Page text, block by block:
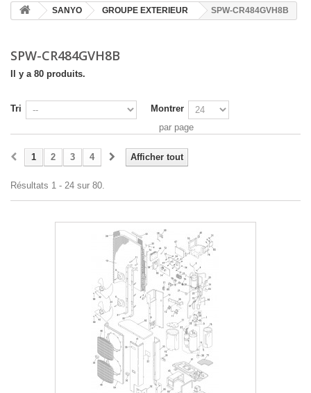
SANYO GROUPE EXTERIEUR SPW-CR484GVH8B
SPW-CR484GVH8B
Il y a 80 produits.
Tri
Montrer
par page
Afficher tout
1 2 3 4
Résultats 1 - 24 sur 80.